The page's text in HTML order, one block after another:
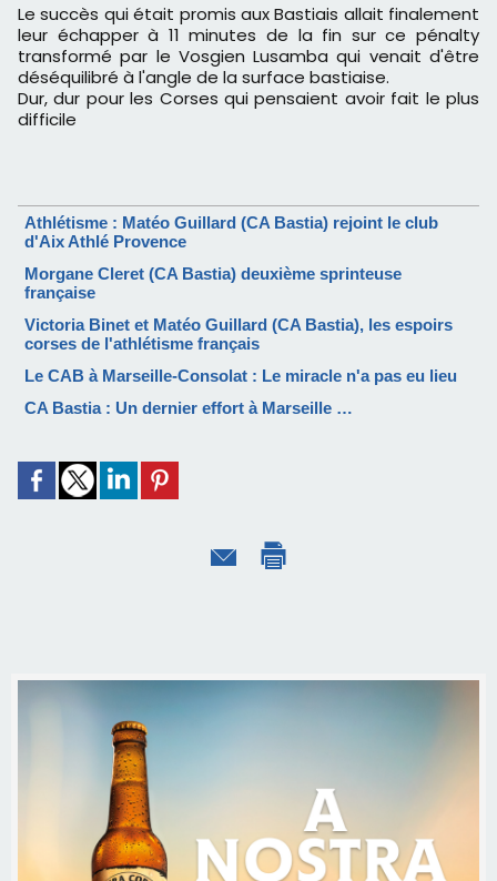
Le succès qui était promis aux Bastiais allait finalement
leur échapper à 11 minutes de la fin sur ce pénalty
transformé par le Vosgien Lusamba qui venait d'être
déséquilibré à l'angle de la surface bastiaise.
Dur, dur pour les Corses qui pensaient avoir fait le plus
difficile
Athlétisme : Matéo Guillard (CA Bastia) rejoint le club
d'Aix Athlé Provence
Morgane Cleret (CA Bastia) deuxième sprinteuse
française
Victoria Binet et Matéo Guillard (CA Bastia), les espoirs
corses de l'athlétisme français
Le CAB à Marseille-Consolat : Le miracle n'a pas eu lieu
CA Bastia : Un dernier effort à Marseille …